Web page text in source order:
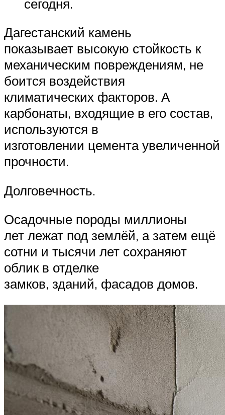
сегодня.
Дагестанский камень
показывает высокую стойкость к
механическим повреждениям, не
боится воздействия
климатических факторов. А
карбонаты, входящие в его состав,
используются в
изготовлении цемента увеличенной
прочности.
Долговечность.
Осадочные породы миллионы
лет лежат под землёй, а затем ещё
сотни и тысячи лет сохраняют
облик в отделке
замков, зданий, фасадов домов.